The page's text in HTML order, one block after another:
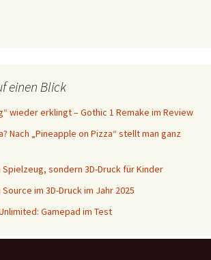
einen Blick
wieder erklingt – Gothic 1 Remake im Review
Nach „Pineapple on Pizza“ stellt man ganz
Spielzeug, sondern 3D-Druck für Kinder
im 3D-Druck im Jahr 2025
Gamepad im Test